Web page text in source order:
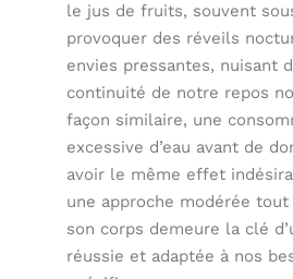
le jus de fruits, souvent
provoquer des réveils
envies pressantes, nuisant
continuité de notre repos
façon similaire, une
excessive d’eau avant de
avoir le même effet
une approche modérée
son corps demeure la clé
réussie et adaptée à nos